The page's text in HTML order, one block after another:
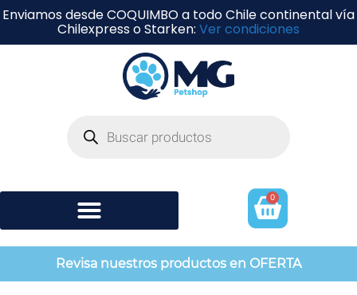
Enviamos desde COQUIMBO a todo Chile continental vía
Chilexpress o Starken: Ver condiciones
0
Revisa nuestros productos en OFERTA